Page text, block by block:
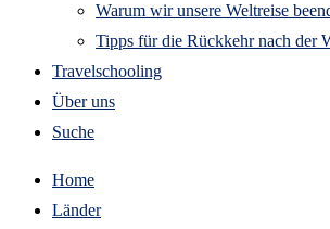
Warum wir unsere Weltreise
Tipps für die Rückkehr nach der
Travelschooling
Über uns
Suche
Home
Länder